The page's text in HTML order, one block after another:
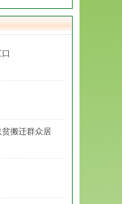
搬迁群众居